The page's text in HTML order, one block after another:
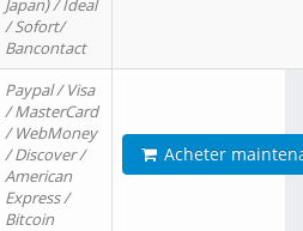
Japan) / Ideal
/ Sofort/
Bancontact
Paypal / Visa
/ MasterCard
/ WebMoney
/ Discover /
American
Express /
Bitcoin
Acheter